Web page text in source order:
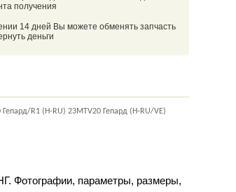
получения
14 дней Вы можете обменять запчасть
деньги
R1 (H-RU) 23MTV20 Гепард (H-RU/VE)
Фотографии, параметры, размеры,